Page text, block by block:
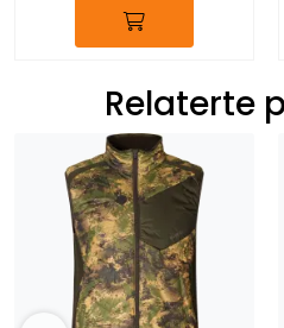
Relaterte